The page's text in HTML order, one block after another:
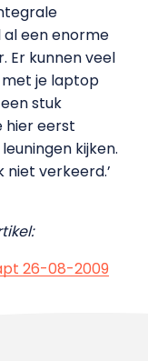
al een enorme
Er kunnen veel
je laptop
stuk
hier eerst
kijken.
niet verkeerd.’
26-08-2009